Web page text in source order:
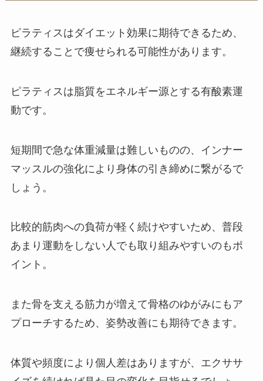
ピラティスはダイエット効果に期待できるため、
継続することで痩せられる可能性があります。
ピラティスは脂質をエネルギー源とする有酸素運
動です。
短期間で急な体重減量は難しいものの、インナー
マッスルの強化により身体の引き締めに繋がるで
しょう。
比較的筋肉への負荷が軽く続けやすいため、普段
あまり運動をしない人でも取り組みやすいのもポ
イント。
また骨を支える筋力が増えて骨格のゆがみにもア
プローチするため、姿勢改善にも期待できます。
体質や頻度により個人差はありますが、エクササ